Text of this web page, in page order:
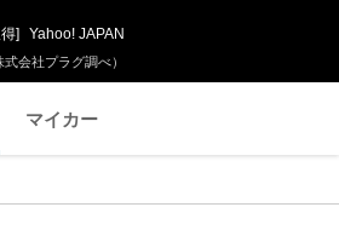
会社プラグ調べ）
] Yahoo! JAPAN
マイカー